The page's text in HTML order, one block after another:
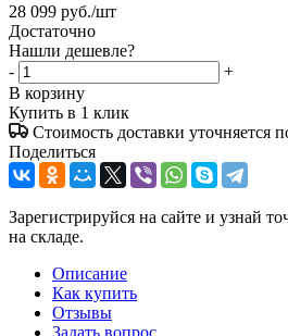
28 099 руб./шт
Достаточно
Нашли дешевле?
-
+
В корзину
Купить в 1 клик
Стоимость доставки уточняется
Поделиться
Зарегистрируйся на сайте и узнай
на складе.
Описание
Как купить
Отзывы
Задать вопрос